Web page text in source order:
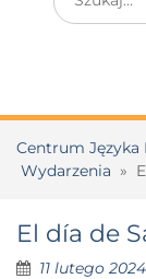
Centrum Języka
Wydarzenia »
El día de
11 lutego 2024